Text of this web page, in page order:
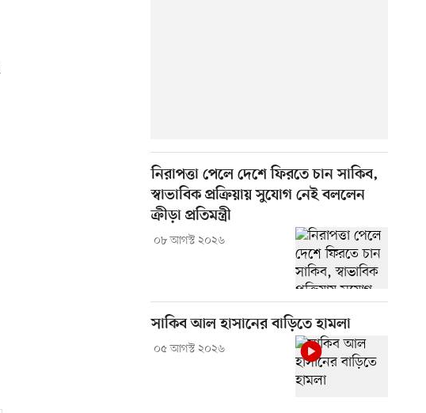
নিরাপত্তা পেলে দেশে ফিরতে চান সাকিব,
স্বাভাবিক প্রক্রিয়ায় সুযোগ নেই বললেন
ক্রীড়া প্রতিমন্ত্রী
০৮ আগস্ট ২০২৬
সাকিব আল হাসানের বাড়িতে হামলা
০৫ আগস্ট ২০২৬